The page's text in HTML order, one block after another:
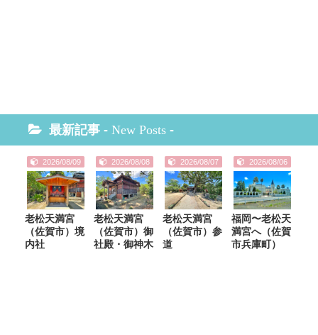
最新記事 - New Posts -
2026/08/09
老松天満宮
（佐賀市）境
内社
2026/08/08
老松天満宮
（佐賀市）御
社殿・御神木
2026/08/07
老松天満宮
（佐賀市）参
道
2026/08/06
福岡〜老松天
満宮へ（佐賀
市兵庫町）